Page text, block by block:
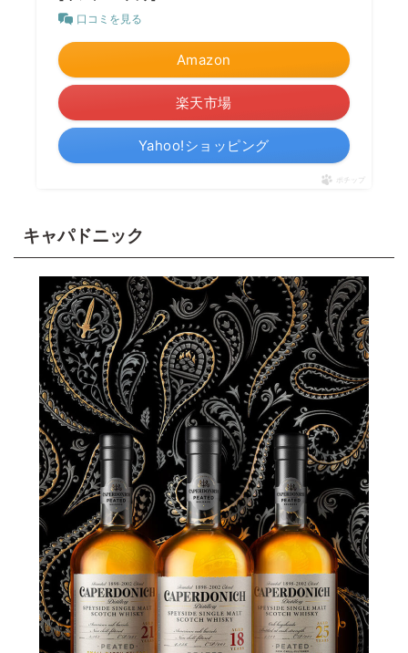
口コミを見る
Amazon
楽天市場
Yahoo!ショッピング
ポチップ
キャパドニック